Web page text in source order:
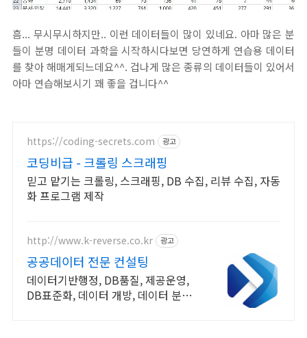
흠... 무시무시하지만.. 이런 데이터들이 많이 있네요. 아마 많은 분
들이 분명 데이터 과학을 시작하시다보면 당연하게 연습용 데이터
를 찾아 해매게되느데요^^. 겁나게 많은 종류의 데이터들이 있어서
아마 연습해보시기 꽤 좋을 겁니다^^
https://coding-secrets.com 광고
코딩비급 - 크롤링 스크래핑
믿고 맡기는 크롤링, 스크래핑, DB 수집, 리뷰 수집, 자동
화 프로그램 제작
http://www.k-reverse.co.kr 광고
공공데이터 전문 컨설팅
데이터기반행정, DB품질, 제공운영,
DB표준화, 데이터 개방, 데이터 분석